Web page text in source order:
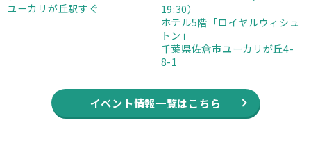
ユーカリが丘駅すぐ
19:30）
ホテル5階「ロイヤルウィシュ
トン」
千葉県佐倉市ユーカリが丘4-
8-1
イベント情報一覧はこちら